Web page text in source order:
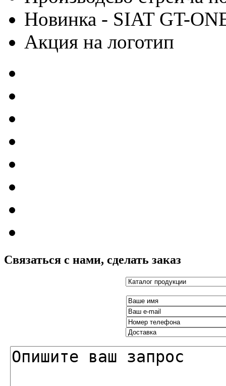
Новинка - SIAT GT-
Акция на логотип
Связаться с нами, сделать заказ